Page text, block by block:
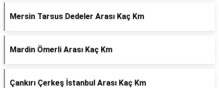
Mersin Tarsus Dedeler Arası Kaç Km
Mardin Ömerli Arası Kaç Km
Çankırı Çerkeş İstanbul Arası Kaç Km